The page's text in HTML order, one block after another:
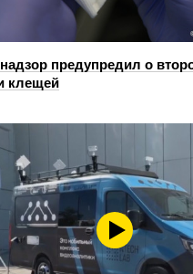
предупредил о
клещей